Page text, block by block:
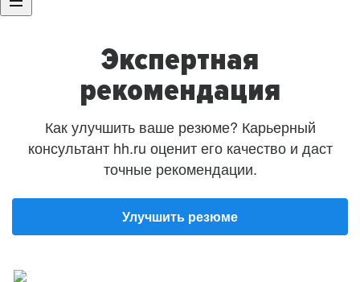
Экспертная
рекомендация
Как улучшить ваше резюме? Карьерный
консультант hh.ru оценит его качество и даст
точные рекомендации.
Улучшить резюме